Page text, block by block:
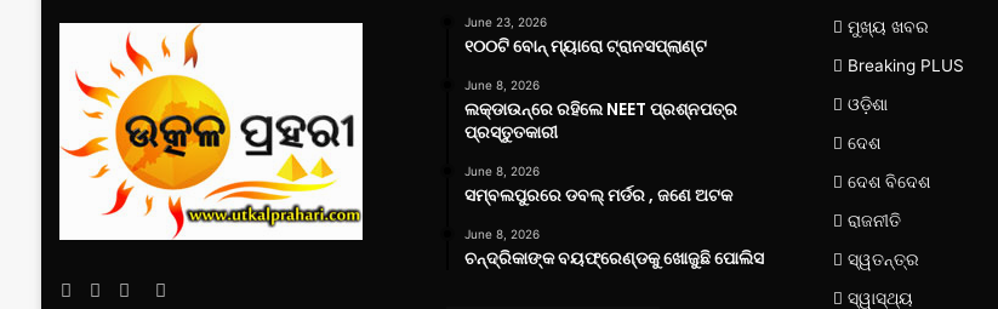
Facebook
TwitterYouTube
June 23, 2026
୧୦୦ଟି ବୋନ୍ ମ୍ୟାରୋ ଟ୍ରାନସପ୍ଲାଣ୍ଟ
June 8, 2026
ଲକ୍‌ଡାଉନ୍‌ରେ ରହିଲେ NEET ପ୍ରଶ୍ନପତ୍ର
ପ୍ରସ୍ତୁତକାରୀ
June 8, 2026
ସମ୍ବଲପୁରରେ ଡବଲ୍ ମର୍ଡର , ଜଣେ ଅଟକ
June 8, 2026
ଚନ୍ଦ୍ରିକାଙ୍କ ବୟଫ୍ରେଣ୍ଡକୁ ଖୋଜୁଛି ପୋଲିସ
ମୁଖ୍ୟ ଖବର
Breaking PLUS
ଓଡ଼ିଶା
ଦେଶ
ଦେଶ ବିଦେଶ
ରାଜନୀତି
ସ୍ୱତନ୍ତ୍ର
ସ୍ୱାସ୍ଥ୍ୟ